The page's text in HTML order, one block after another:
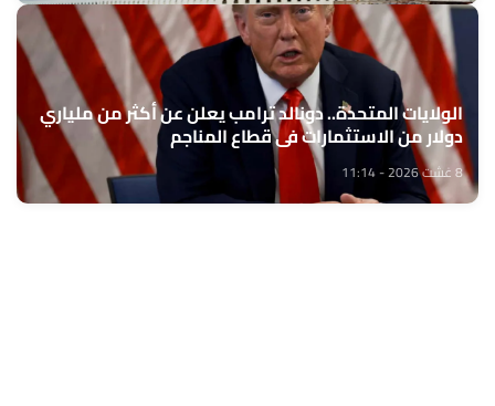
الولايات المتحدة.. دونالد ترامب يعلن عن أكثر من ملياري
دولار من الاستثمارات في قطاع المناجم
8 غشت 2026 - 11:14